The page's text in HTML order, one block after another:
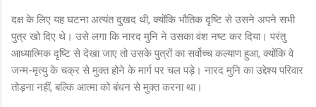
दक्ष के लिए यह घटना अत्यंत दुखद थी, क्योंकि भौतिक दृष्टि से उसने अपने सभी
पुत्र खो दिए थे। उसे लगा कि नारद मुनि ने उसका वंश नष्ट कर दिया। परंतु
आध्यात्मिक दृष्टि से देखा जाए तो उसके पुत्रों का सर्वोच्च कल्याण हुआ, क्योंकि वे
जन्म-मृत्यु के चक्र से मुक्त होने के मार्ग पर चल पड़े। नारद मुनि का उद्देश्य परिवार
तोड़ना नहीं, बल्कि आत्मा को बंधन से मुक्त करना था।